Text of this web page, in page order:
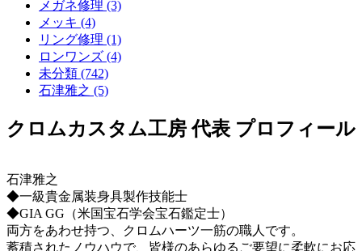
メガネ修理 (3)
メッキ (4)
リング修理 (1)
ロンワンズ (4)
未分類 (742)
石津雅之 (5)
クロムカスタム工房 代表 プロフィール
石津雅之
◆一級貴金属装身具製作技能士
◆GIA GG（米国宝石学会宝石鑑定士）
両方をあわせ持つ、クロムハーツ一筋の職人です。
蓄積されたノウハウで、皆様のあらゆるご要望に柔軟にお応